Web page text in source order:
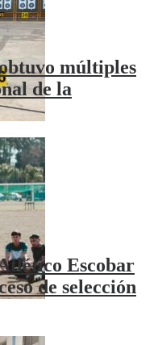
múltiples
de la
Escobar
de selección